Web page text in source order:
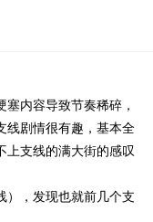
内容导致节奏稀碎，
线剧情很有趣，基本全
上支线的满大街的感叹
），发现也就前几个支